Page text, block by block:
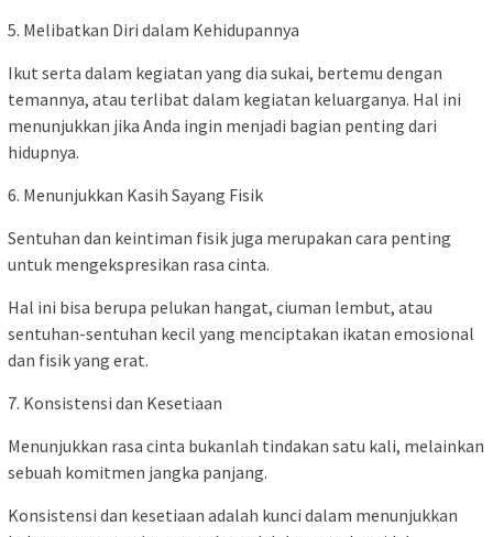
5. Melibatkan Diri dalam Kehidupannya
Ikut serta dalam kegiatan yang dia sukai, bertemu dengan
temannya, atau terlibat dalam kegiatan keluarganya. Hal ini
menunjukkan jika Anda ingin menjadi bagian penting dari
hidupnya.
6. Menunjukkan Kasih Sayang Fisik
Sentuhan dan keintiman fisik juga merupakan cara penting
untuk mengekspresikan rasa cinta.
Hal ini bisa berupa pelukan hangat, ciuman lembut, atau
sentuhan-sentuhan kecil yang menciptakan ikatan emosional
dan fisik yang erat.
7. Konsistensi dan Kesetiaan
Menunjukkan rasa cinta bukanlah tindakan satu kali, melainkan
sebuah komitmen jangka panjang.
Konsistensi dan kesetiaan adalah kunci dalam menunjukkan